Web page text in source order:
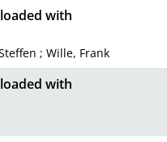
with
;Wille, Frank
with